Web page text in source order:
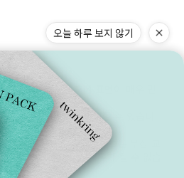
리 단계 광 작업 후에 표면이 매우 민
.
으로도 스크래치가 발생할 수 있습니
안으로 식별이 뚜렷한 기스는 무상 교
기스는 교환, 환불 사유가 될 수 없습
립니다. )
오늘 하루 보지 않기